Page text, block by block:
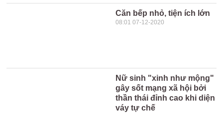
Căn bếp nhỏ, tiện ích lớn
08:01 07-12-2020
Nữ sinh "xinh như mộng"
gây sốt mạng xã hội bởi
thần thái đỉnh cao khi diện
váy tự chế